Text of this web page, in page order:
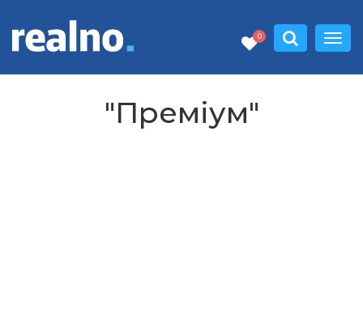
0
"Преміум"